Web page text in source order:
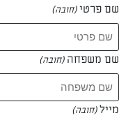
המתכונים של
1 מתכונים
שם פרטי(חובה)
שם משפחה (חובה)
מייל(חובה)